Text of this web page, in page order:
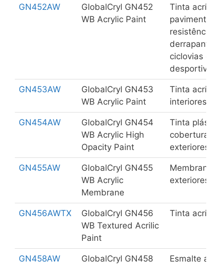
GN452AW
GlobalCryl GN452
WB Acrylic Paint
Tinta
pavimentos
resistência
derrapante
ciclovias e
desportivos.
GN453AW
GlobalCryl GN453
WB Acrylic Paint
Tinta
interiores e
GN454AW
GlobalCryl GN454
WB Acrylic High
Opacity Paint
Tinta
cobertura
exteriores.
GN455AW
GlobalCryl GN455
WB Acrylic
Membrane
Membrana
exteriores.
GN456AWTX
GlobalCryl GN456
WB Textured Acrilic
Paint
Tinta
GN458AW
GlobalCryl GN458
Esmalte